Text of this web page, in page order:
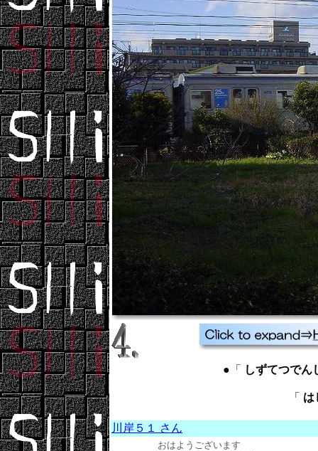
●「 しずてつでん
「 は
川岸５１ さん
おはようございます